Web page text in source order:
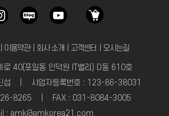
이용약관｜ 회사 소개 고객센터 오시는길
로 40(포일동 인덕원 IT밸리) D동 610호
진섭 | 사업자등록번호 : 123-86-38031
426-8265 | FAX : 031-8084-3005
: amk@amkorea21.com